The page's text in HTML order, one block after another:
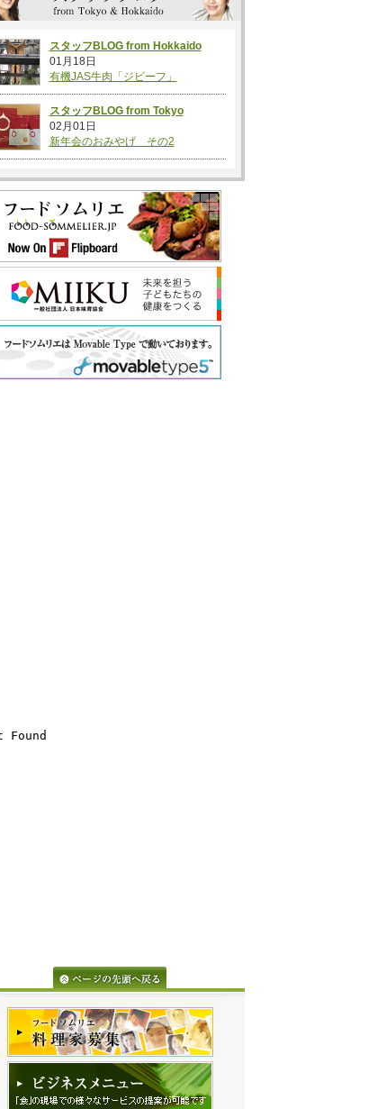
スタッフBLOG from Hokkaido
01月18日
有機JAS牛肉「ジビーフ」
スタッフBLOG from Tokyo
02月01日
新年会のおみやげ その2